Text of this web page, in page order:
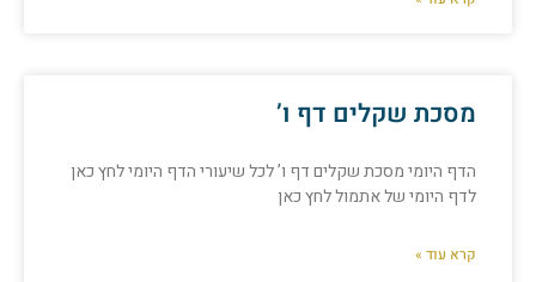
מסכת שקלים דף ו’
הדף היומי מסכת שקלים דף ו’ לכל שיעורי הדף היומי לחץ כאן
לדף היומי של אתמול לחץ כאן
קרא עוד »